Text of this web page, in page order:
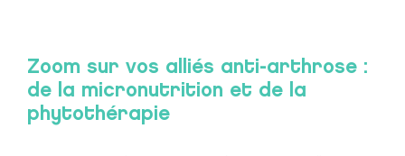
Zoom sur vos alliés anti-arthrose :
de la micronutrition et de la
phytothérapie